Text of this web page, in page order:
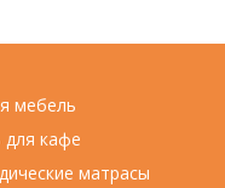
мебель
кафе
матрасы